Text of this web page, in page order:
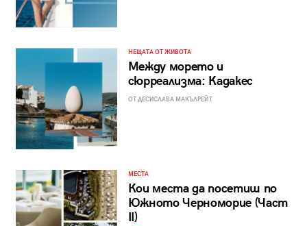
НЕЩАТА ОТ ЖИВОТА
Между морето и
сюрреализма: Кадакес
ОТ ДЕСИСЛАВА МАКЪЛРЕЙТ
МЕСТА
Кои места да посетиш по
Южното Черноморие (Част
II)